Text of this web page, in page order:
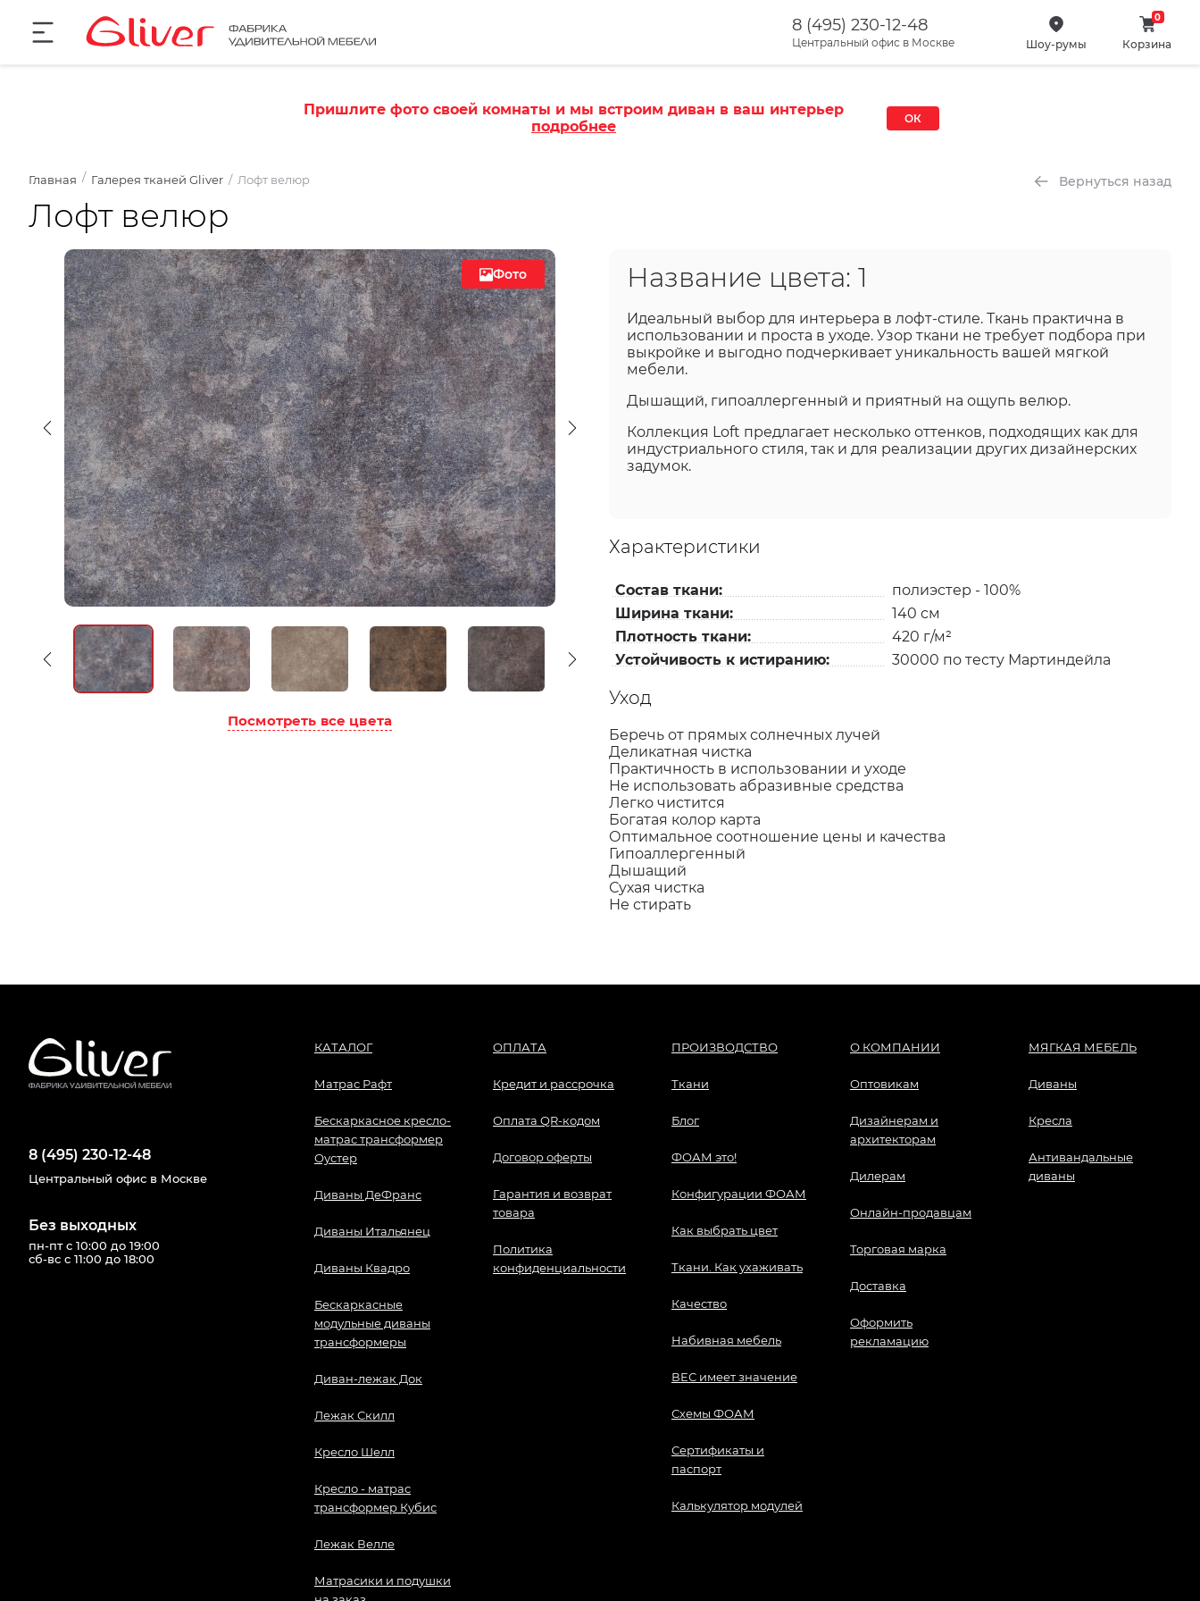
8 (495) 230-12-48
Центральный офис в Москве Шоу-румы
0
Корзина
Пришлите фото своей комнаты и мы встроим диван в ваш интерьер
подробнее
ОК
Главная Галерея тканей Gliver Лофт велюр Вернуться назад
Лофт велюр
Фото
Посмотреть все цвета
Название цвета: 1
Идеальный выбор для интерьера в лофт-стиле. Ткань практична в
использовании и проста в уходе. Узор ткани не требует подбора при
выкройке и выгодно подчеркивает уникальность вашей мягкой
мебели.
Дышащий, гипоаллергенный и приятный на ощупь велюр.
Коллекция Loft предлагает несколько оттенков, подходящих как для
индустриального стиля, так и для реализации других дизайнерских
задумок.
Характеристики
Состав ткани:
полиэстер - 100%
Ширина ткани:
140 см
Плотность ткани:
420 г/м²
Устойчивость к истиранию:
30000 по тесту Мартиндейла
Уход
Беречь от прямых солнечных лучей
Деликатная чистка
Практичность в использовании и уходе
Не использовать абразивные средства
Легко чистится
Богатая колор карта
Оптимальное соотношение цены и качества
Гипоаллергенный
Дышащий
Сухая чистка
Не стирать
КАТАЛОГ
Матрас Рафт
Бескаркасное кресло-
матрас трансформер
Оустер
Диваны ДеФранс
Диваны Итальянец
Диваны Квадро
Бескаркасные
модульные диваны
трансформеры
Диван-лежак Док
Лежак Скилл
Кресло Шелл
Кресло - матрас
трансформер Кубис
Лежак Велле
Матрасики и подушки
ОПЛАТА
Кредит и рассрочка
Оплата QR-кодом
Договор оферты
Гарантия и возврат
товара
Политика
конфиденциальности
ПРОИЗВОДСТВО
Ткани
Блог
ФОАМ это!
Конфигурации ФОАМ
Как выбрать цвет
Ткани. Как ухаживать
Качество
Набивная мебель
ВЕС имеет значение
Схемы ФОАМ
Сертификаты и
паспорт
Калькулятор модулей
О КОМПАНИИ
Оптовикам
Дизайнерам и
архитекторам
Дилерам
Онлайн-продавцам
Торговая марка
Доставка
Оформить
рекламацию
МЯГКАЯ МЕБЕЛЬ
Диваны
Кресла
Антивандальные
диваны
8 (495) 230-12-48
Центральный офис в Москве
Без выходных
пн-пт с 10:00 до 19:00
сб-вс с 11:00 до 18:00